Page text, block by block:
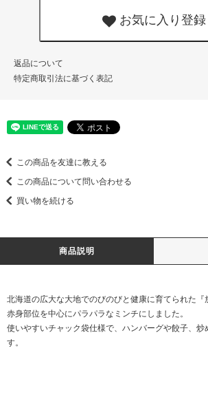
お気に入り登録
返品について
特定商取引法に基づく表記
この商品を友達に教える
この商品について問い合わせる
買い物を続ける
商品説明
北海道の広大な大地でのびのびと健康に育てられた『
赤身部位を中心にパラパラなミンチにしました。
使いやすいチャック袋仕様で、ハンバーグや餃子、
す。